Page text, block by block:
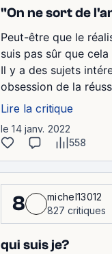
"On ne sort de
Peut-être que le
suis pas sûr que
Il y a des sujets
obsession de la
Lire la critique
le 14 janv. 2022
558
8
michel13012
827 critiques
qui suis je?